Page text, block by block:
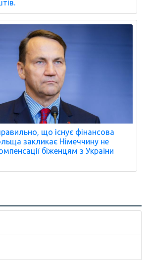
що існує фінансова
закликає Німеччину не
біженцям з України